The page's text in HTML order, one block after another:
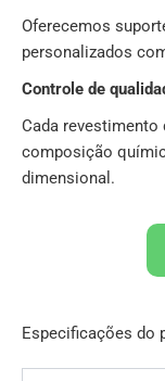
Oferecemos
personalizados
Controle de
Cada revestimento
composição
dimensional.
Especificações do